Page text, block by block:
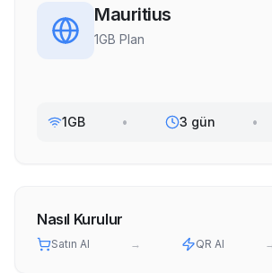
Mauritius
1GB Plan
1GB • 3 gün •
Nasıl Kurulur
Satın Al → QR Al